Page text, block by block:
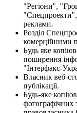
"Регіони",
реклами.
Розділ
комерційними
Будь яке
поширення
"Інтерфакс-
Власник веб-
публікації.
Будь-яке
фотографічних